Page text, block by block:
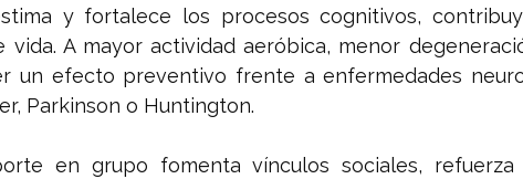
y fortalece los procesos cognitivos,
vida. A mayor actividad aeróbica, menor
un efecto preventivo frente a enfermedades
Parkinson o Huntington.
en grupo fomenta vínculos sociales,